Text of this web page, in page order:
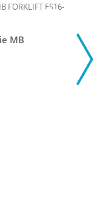
MB